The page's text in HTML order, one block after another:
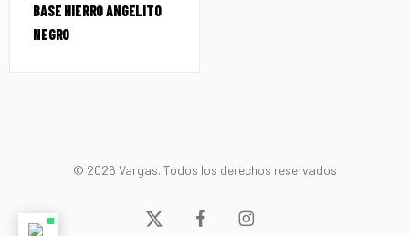
BASE HIERRO ANGELITO
NEGRO
© 2026 Vargas. Todos los derechos reservados
x-
facebookinstagram